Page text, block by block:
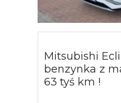
Mitsubishi
benzynka z
63 tyś km !